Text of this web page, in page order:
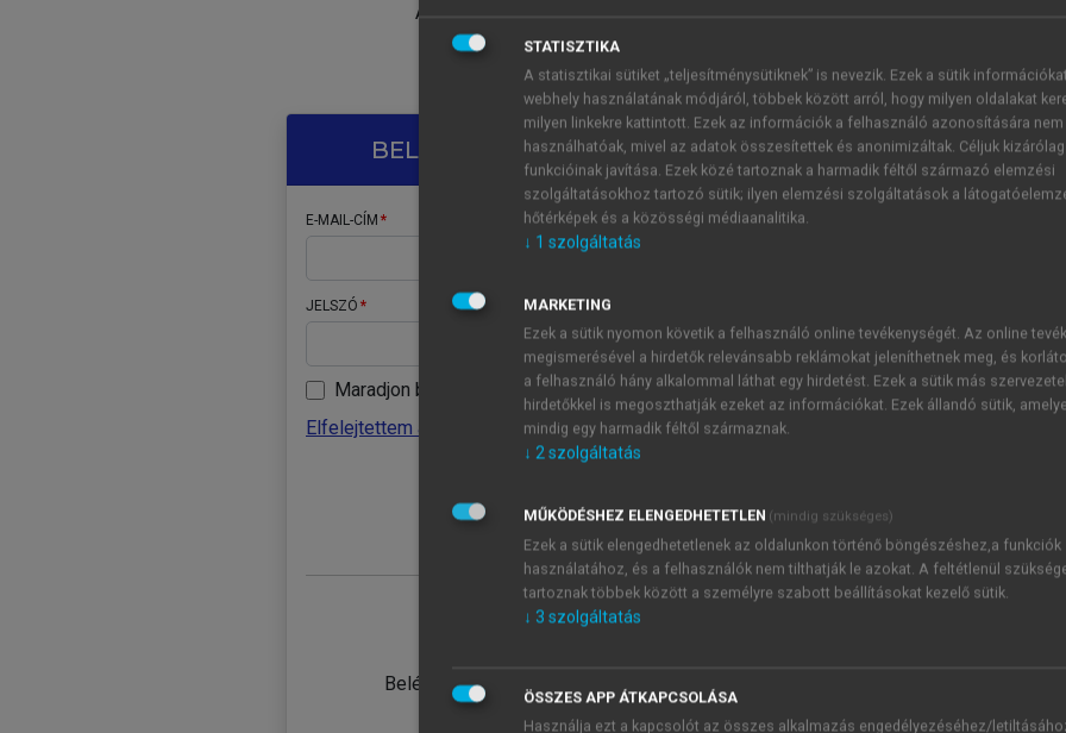
A próbaidőszak elindításához,
vagy hozz
A regisztráció után a
BELÉPÉS SAJÁT FIÓKKAL
E-MAIL-CÍM
JELSZÓ
Maradjon belépve
Elfelejtettem a jelszavamat
Belépés intézményi azonosítóval
ÚJ FIÓK
1 óra
JELSZÓ
Kérek értesítést a MeRSZ
Kérek értesítést az
STATISZTIKA
A statisztikai sütiket „teljesítménysütiknek” is nevezik. Ezek a sütik
webhely használatának módjáról, többek között arról, hogy milyen oldalakat
milyen linkekre kattintott. Ezek az információk a felhasználó azonosítására nem
használhatóak, mivel az adatok összesítettek és anonimizáltak. Céljuk
funkcióinak javítása. Ezek közé tartoznak a harmadik féltől származó elemzési
szolgáltatásokhoz tartozó sütik; ilyen elemzési szolgáltatások a
hőtérképek és a közösségi médiaanalitika.
↓ 1 szolgáltatás
MARKETING
Ezek a sütik nyomon követik a felhasználó online tevékenységét. Az online
megismerésével a hirdetők relevánsabb reklámokat jeleníthetnek meg, és
a felhasználó hány alkalommal láthat egy hirdetést. Ezek a sütik más
hirdetőkkel is megoszthatják ezeket az információkat. Ezek állandó sütik,
mindig egy harmadik féltől származnak.
↓ 2szolgáltatás
MŰKÖDÉSHEZ ELENGEDHETETLEN (mindig szükséges)
Ezek a sütik elengedhetetlenek az oldalunkon történő böngészéshez,a funkciók
használatához, és a felhasználók nem tilthatják le azokat. A feltétlenül
tartoznak többek között a személyre szabott beállításokat kezelő sütik.
↓ 3 szolgáltatás
ÖSSZES APP ÁTKAPCSOLÁSA
Használja ezt a kapcsolót az összes alkalmazás engedélyezéséhez/